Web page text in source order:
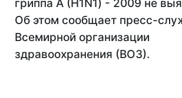
гриппа А (H1N1) - 2009 не
Об этом сообщает пресс-
Всемирной организации
здравоохранения (ВОЗ).